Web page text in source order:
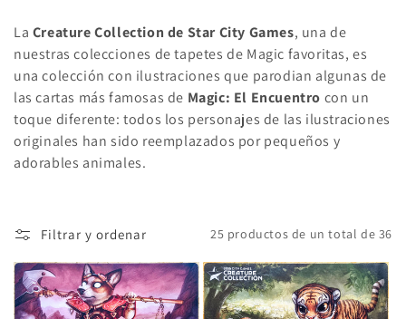
e
c
c
i
n
:
La Creature Collection de Star City Games, una de
nuestras colecciones de tapetes de Magic favoritas, es
una colección con ilustraciones que parodian algunas de
las cartas más famosas de Magic: El Encuentro con un
toque diferente: todos los personajes de las ilustraciones
originales han sido reemplazados por pequeños y
adorables animales.
Filtrar y ordenar 25 productos de un total de 36